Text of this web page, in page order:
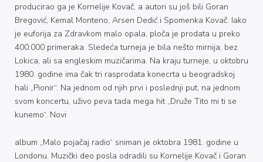
producirao ga je Kornelije Kovač, a autori su još bili Goran
Bregović, Kemal Monteno, Arsen Dedić i Spomenka Kovač. Iako
je euforija za Zdravkom malo opala, ploča je prodata u preko
400.000 primeraka. Sledeća turneja je bila nešto mirnija, bez
Lokica, ali sa engleskim muzičarima. Na kraju turneje, u oktobru
1980. godine ima čak tri rasprodata konecrta u beogradskoj
hali „Pionir“. Na jednom od njih prvi i poslednji put, na jednom
svom koncertu, uživo peva tada mega hit „Druže Tito mi ti se
kunemo“. Novi
album „Malo pojačaj radio“ sniman je oktobra 1981. godine u
Londonu. Muzički deo posla odradili su Kornelije Kovač i Goran